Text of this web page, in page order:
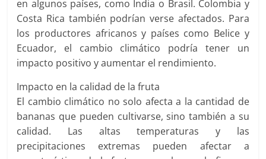
en algunos países, como India o Brasil. Colombia y
Costa Rica también podrían verse afectados. Para
los productores africanos y países como Belice y
Ecuador, el cambio climático podría tener un
impacto positivo y aumentar el rendimiento.
Impacto en la calidad de la fruta
El cambio climático no solo afecta a la cantidad de
bananas que pueden cultivarse, sino también a su
calidad. Las altas temperaturas y las
precipitaciones extremas pueden afectar a